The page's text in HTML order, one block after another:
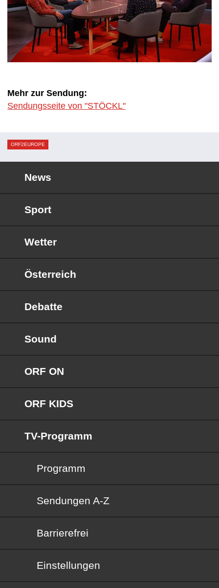
Mehr zur Sendung:
Sendungsseite von "STÖCKL"
ORF2EUROPE
News
Sport
Wetter
Österreich
Debatte
Sound
ORF ON
ORF KIDS
TV-Programm
Programm
Sendungen von A bis Z
Sendungen A-Z
Barrierefrei
Barrierefrei
Einstellungen